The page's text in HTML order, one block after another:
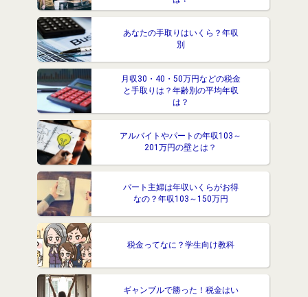
あなたの手取りはいくら？年収
別
月収30・40・50万円などの税金
と手取りは？年齢別の平均年収
は？
アルバイトやパートの年収103～
201万円の壁とは？
パート主婦は年収いくらがお得
なの？年収103～150万円
税金ってなに？学生向け教科
ギャンブルで勝った！税金はい